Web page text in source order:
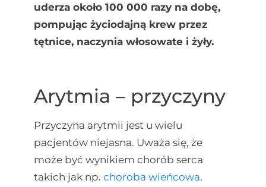
uderza około 100 000 razy na dobę,
pompując życiodajną krew przez
tętnice, naczynia włosowate i żyły.
Arytmia – przyczyny
Przyczyna arytmii jest u wielu
pacjentów niejasna. Uważa się, że
może być wynikiem chorób serca
takich jak np. choroba wieńcowa.